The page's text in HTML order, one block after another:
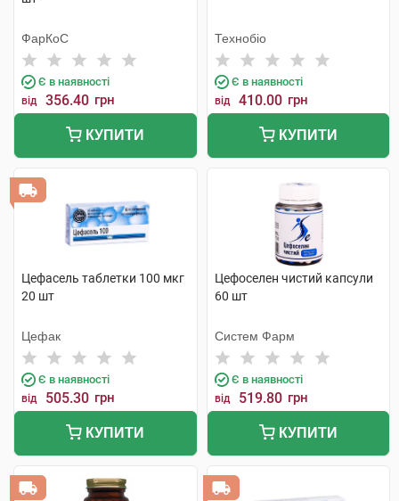
ФарКоС
Є в наявності
від 356.40 грн
КУПИТИ
Технобіо
Є в наявності
від 410.00 грн
КУПИТИ
Цефасель таблетки 100 мкг
20 шт
Цефак
Є в наявності
від 505.30 грн
КУПИТИ
Цефоселен чистий капсули
60 шт
Систем Фарм
Є в наявності
від 519.80 грн
КУПИТИ